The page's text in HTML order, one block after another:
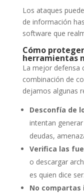
Los ataques
de información
software que
Cómo
herramientas
La mejor defensa
combinación de
dejamos algunas
Desconfía de
intentan
deudas,
Verifica las
o descargar
es quien dice ser.
No compartas